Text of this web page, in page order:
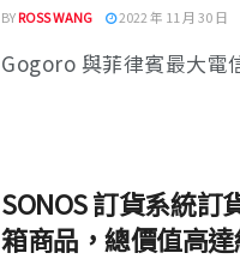
BYROSS WANG 2022 年 11 月 30 日
Gogoro 與菲律賓最大電
SONOS 訂貨系統訂
箱商品，總價值高